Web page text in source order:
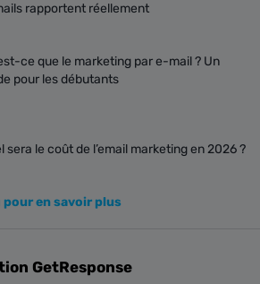
rapportent réellement
ce que le marketing par e-mail ? Un
pour les débutants
sera le coût de l’email marketing en 2026 ?
en savoir plus
GetResponse